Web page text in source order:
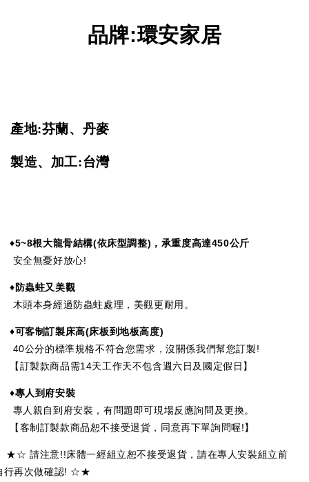
品牌:環安家居
產地:芬蘭、丹麥
製造、加工:台灣
根大龍骨結構(依床型調整)，承重度高達450公斤
全無憂好放心!
蟲蛀又美觀
頭本身經過防蟲蛀處理，美觀更耐用。
客制訂製床高(床板到地板高度)
公分的標準規格不符合您需求，沒關係我們幫您訂製!
訂製款商品需14天工作天不包含週六日及國定假日】
人到府安裝
人親自到府安裝，有問題即可現場反應詢問及更換。
客制訂製款商品恕不接受退貨，同意再下單詢問喔!】
請注意!!床體一經組立恕不接受退貨，請在專人安裝組立前
行再次做確認! ☆★